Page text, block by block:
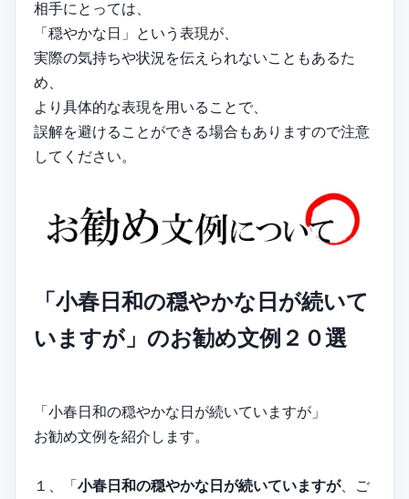
相手にとっては、
「穏やかな日」という表現が、
実際の気持ちや状況を伝えられないこともあるた
め、
より具体的な表現を用いることで、
誤解を避けることができる場合もありますので注意
してください。
「小春日和の穏やかな日が続いて
いますが」のお勧め文例２０選
「小春日和の穏やかな日が続いていますが」
お勧め文例を紹介します。
１、「小春日和の穏やかな日が続いていますが、ご